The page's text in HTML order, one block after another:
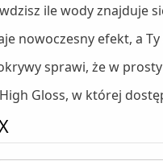
ile wody znajduje
nowoczesny efekt, a
sprawi, że w
Gloss, w której